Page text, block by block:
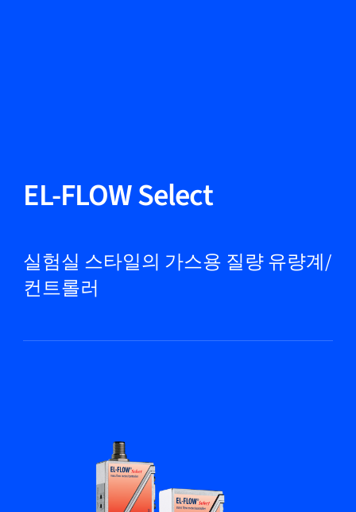
제품
마켓
Bronkhorst
EL-FLOW Select
실험실 스타일의 가스용 질량 유량계/
컨트롤러